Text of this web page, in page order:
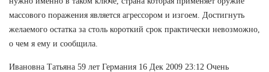
массового поражения является агрессором и изгоем. Достигнуть
желаемого остатка за столь короткий срок практически невозможно,
о чем я ему и сообщила.
Ивановна Татьяна 59 лет Германия 16 Дек 2009 23:12 Очень